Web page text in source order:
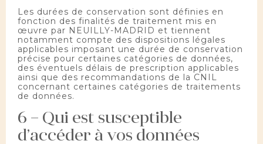
Les durées de conservation sont définies en
fonction des finalités de traitement mis en
œuvre par NEUILLY-MADRID et tiennent
notamment compte des dispositions légales
applicables imposant une durée de conservation
précise pour certaines catégories de données,
des éventuels délais de prescription applicables
ainsi que des recommandations de la CNIL
concernant certaines catégories de traitements
de données.
6 – Qui est susceptible
d’accéder à vos données